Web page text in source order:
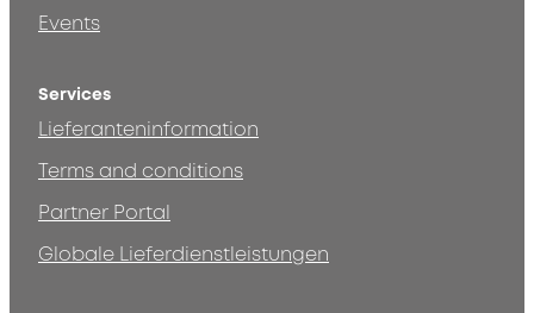
Events
Services
Lieferanteninformation
Terms and conditions
Partner Portal
Globale Lieferdienstleistungen